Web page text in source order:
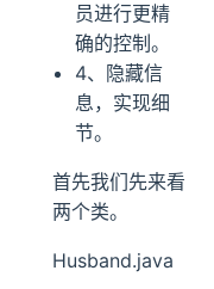
员进行更精
确的控制。
4、隐藏信
息，实现细
节。
首先我们先来看
两个类。
Husband.java